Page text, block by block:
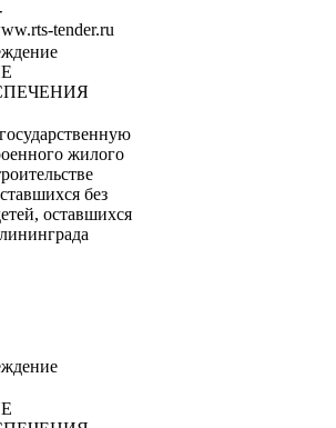
tender.ru
жилого
без
оставшихся